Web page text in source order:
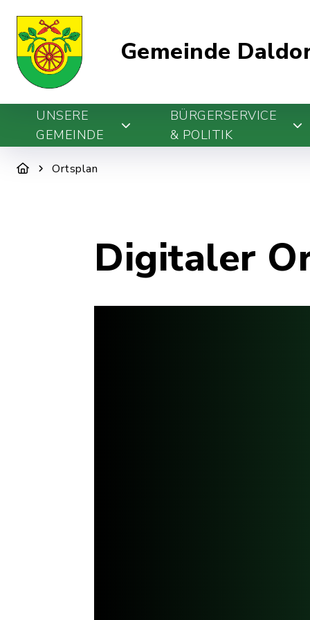
Gemeinde
UNSERE
GEMEINDE
BÜRGERSERVICE
& POLITIK
Ortsplan
Digitaler